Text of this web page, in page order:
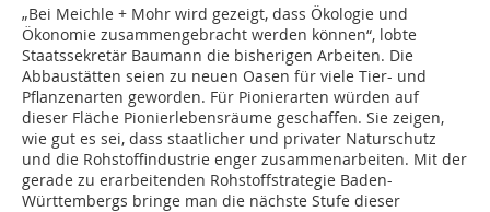
„Bei Meichle + Mohr wird gezeigt, dass Ökologie und
Ökonomie zusammengebracht werden können“, lobte
Staatssekretär Baumann die bisherigen Arbeiten. Die
Abbaustätten seien zu neuen Oasen für viele Tier- und
Pflanzenarten geworden. Für Pionierarten würden auf
dieser Fläche Pionierlebensräume geschaffen. Sie zeigen,
wie gut es sei, dass staatlicher und privater Naturschutz
und die Rohstoffindustrie enger zusammenarbeiten. Mit der
gerade zu erarbeitenden Rohstoffstrategie Baden-
Württembergs bringe man die nächste Stufe dieser